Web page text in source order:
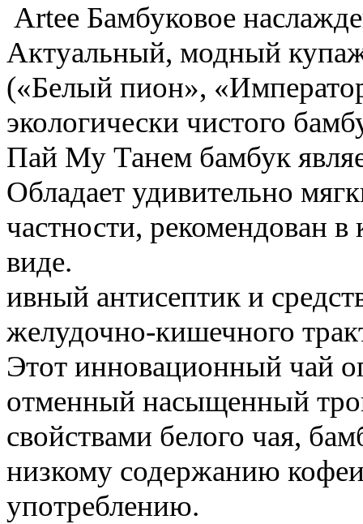
Artee Бамбуковое
Актуальный, модный
(«Белый пион»,
экологически чистого
Пай Му Танем бамбук
Обладает удивительно
частности, рекомендован в
виде.
ивный антисептик и
желудочно-кишечного
Этот инновационный чай
отменный насыщенный
свойствами белого чая,
низкому содержанию
употреблению.